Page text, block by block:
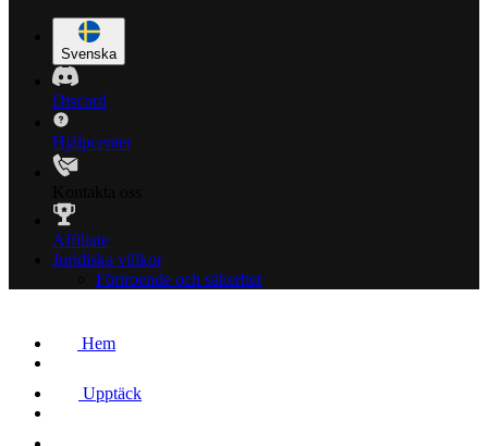
Svenska
Discord
Hjälpcenter
Affiliate
Juridiska villkor
Förtroende och säkerhet
Hem
Upptäck